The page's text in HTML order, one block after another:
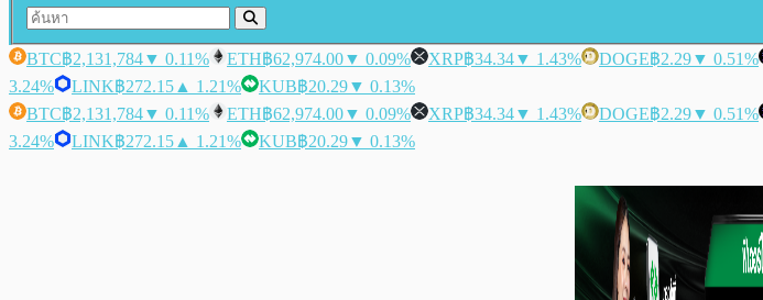
BTC฿2,131,784▼ 0.11% ETH฿62,974.00▼ 0.09% XRP฿34.34▼ 1.43% DOGE฿2.29▼ 0.51%
3.24%
LINK฿272.15 ▲ 1.21% KUB฿20.29▼ 0.13%
BTC฿2,131,784▼ 0.11% ETH฿62,974.00▼ 0.09% XRP฿34.34▼ 1.43% DOGE฿2.29▼ 0.51%
3.24%
LINK฿272.15 ▲ 1.21% KUB฿20.29▼ 0.13%